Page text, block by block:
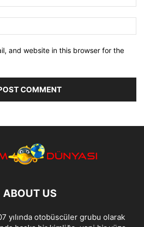
and website in this browser for the
ABOUT US
yılında otobüscüler grubu olarak